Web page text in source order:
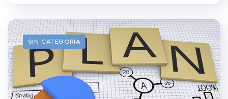
SIN CATEGORÍA